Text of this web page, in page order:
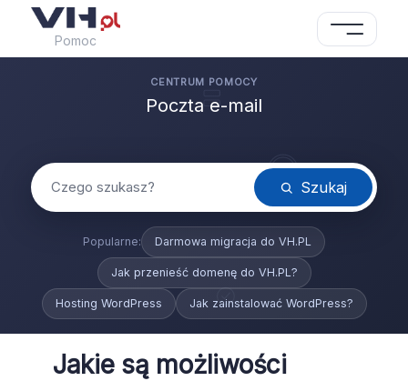
Pomoc
Poczta e-mail
Szukaj
Darmowa migracja do VH.PL
Jak przenieść domenę do VH.PL?
Hosting WordPress Jak zainstalować WordPress?
Jakie są możliwości